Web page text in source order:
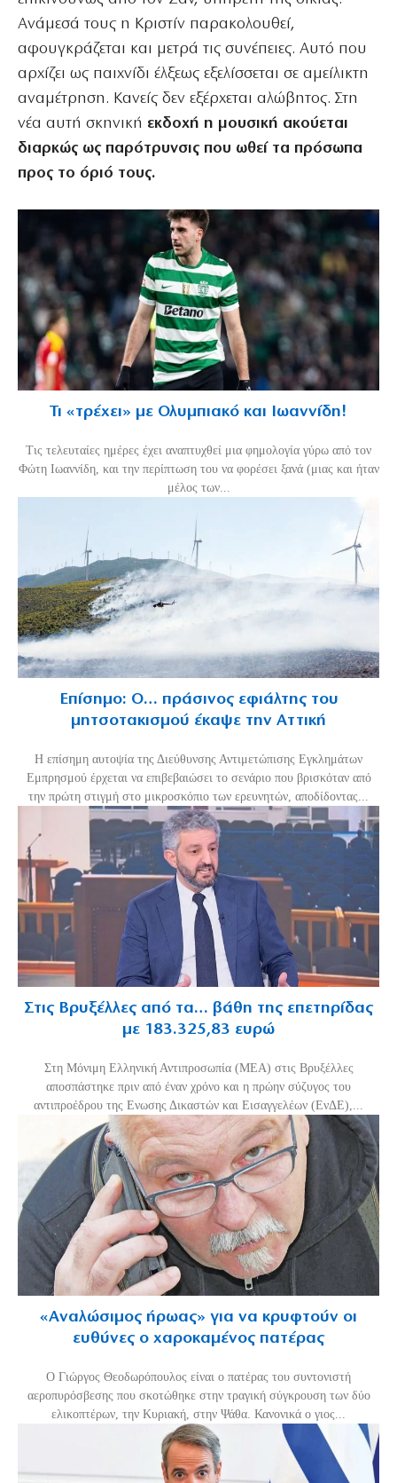
Ανάμεσά τους η Κριστίν παρακολουθεί,
αφουγκράζεται και μετρά τις συνέπειες. Αυτό που
αρχίζει ως παιχνίδι έλξεως εξελίσσεται σε αμείλικτη
αναμέτρηση. Κανείς δεν εξέρχεται αλώβητος. Στη
νέα αυτή σκηνική εκδοχή η μουσική ακούεται
διαρκώς ως παρότρυνσις που ωθεί τα πρόσωπα
προς το όριό τους.
Τι «τρέχει» με Ολυμπιακό και Ιωαννίδη!
Τις τελευταίες ημέρες έχει αναπτυχθεί μια φημολογία γύρω από τον
Φώτη Ιωαννίδη, και την περίπτωση του να φορέσει ξανά (μιας και ήταν
μέλος των...
Επίσημο: Ο… πράσινος εφιάλτης του
μητσοτακισμού έκαψε την Αττική
Η επίσημη αυτοψία της Διεύθυνσης Αντιμετώπισης Εγκλημάτων
Εμπρησμού έρχεται να επιβεβαιώσει το σενάριο που βρισκόταν από
την πρώτη στιγμή στο μικροσκόπιο των ερευνητών, αποδίδοντας...
Στις Βρυξέλλες από τα… βάθη της επετηρίδας
με 183.325,83 ευρώ
Στη Μόνιμη Ελληνική Αντιπροσωπία (ΜΕΑ) στις Βρυξέλλες
αποσπάστηκε πριν από έναν χρόνο και η πρώην σύζυγος του
αντιπροέδρου της Ενωσης Δικαστών και Εισαγγελέων (ΕνΔΕ),...
«Aναλώσιμος ήρωας» για να κρυφτούν οι
ευθύνες ο χαροκαμένος πατέρας
Ο Γιώργος Θεοδωρόπουλος είναι ο πατέρας του συντονιστή
αεροπυρόσβεσης που σκοτώθηκε στην τραγική σύγκρουση των δύο
ελικοπτέρων, την Κυριακή, στην Ψάθα. Κανονικά ο γιος...